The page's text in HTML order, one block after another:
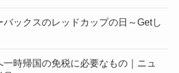
ックスのレッドカップの日～Getし
一時帰国の免税に必要なもの｜ニュ